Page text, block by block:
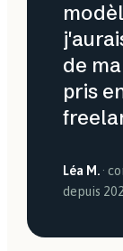
de
pris
Léa M. ·
depuis